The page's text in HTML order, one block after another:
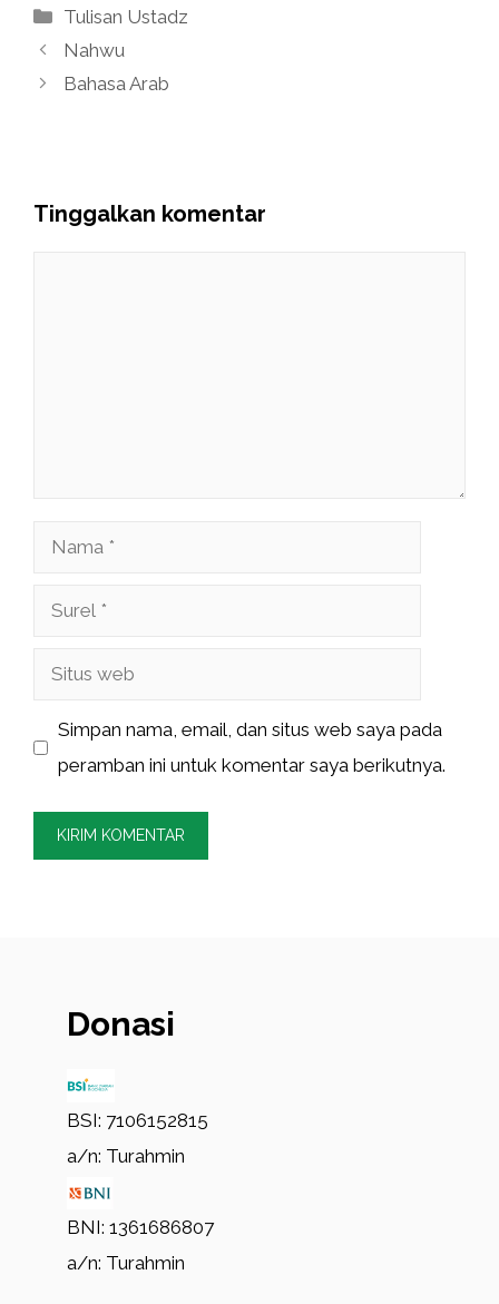
Kategori
Tulisan Ustadz
Nahwu
Bahasa Arab
Tinggalkan komentar
Nama
Surel
Situs
Simpan nama, email, dan situs web saya pada
peramban ini untuk komentar saya berikutnya.
Donasi
BSI: 7106152815
a/n: Turahmin
BNI: 1361686807
a/n: Turahmin